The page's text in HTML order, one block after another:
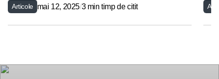
Articole mai 12, 2025/3 min timp de citit